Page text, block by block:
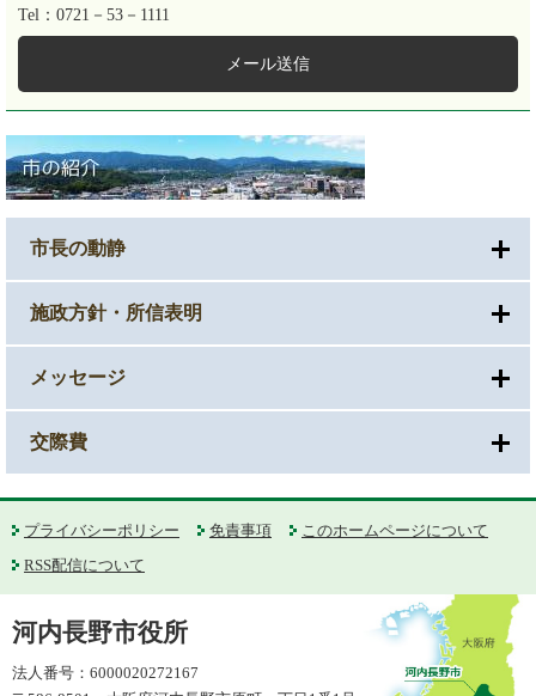
Tel：0721－53－1111
メール送信
市長の動静
施政方針・所信表明
メッセージ
交際費
プライバシーポリシー 免責事項
このホームページについて
RSS配信について
河内長野市役所
法人番号：6000020272167